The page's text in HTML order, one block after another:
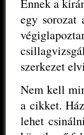
Ennek a
egy sorozat
szerkezet
Nem kell
a cikket.
lehet